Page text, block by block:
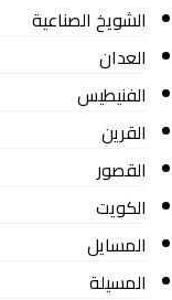
الشويخ الصناعية
العدان
الفنيطيس
القرين
القصور
الكويت
المسايل
المسيلة